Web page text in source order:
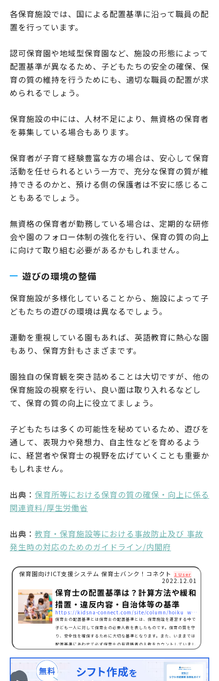
各保育施設では、国による配置基準に沿って職員の配
置を行っています。
認可保育園や地域型保育園など、施設の形態によって
配置基準が異なるため、子どもたちの安全の確保、保
育の質の維持を行うためにも、適切な職員の配置が求
められるでしょう。
保育施設の中には、人材不足により、無資格の保育者
を募集している場合もあります。
保育者が子育て経験豊富な方の場合は、安心して保育
活動を任せられるという一方で、充分な保育の質が維
持できるのかと、預ける側の保護者は不安に感じるこ
ともあるでしょう。
無資格の保育者が勤務している場合は、定期的な研修
会や園のフォロー体制の強化を行い、保育の質の向上
に向けて取り組む必要があるかもしれません。
遊びの環境の整備
保育施設が多様化していることから、施設によって子
どもたちの遊びの環境は異なるでしょう。
運動を重視している園もあれば、英語教育に熱心な園
もあり、保育方針もさまざまです。
園独自の保育観を突き詰めることは大切ですが、他の
保育施設の視察を行い、良い面は取り入れるなどし
て、保育の質の向上に役立てましょう。
子どもたちは多くの可能性を秘めているため、遊びを
通して、表現力や発想力、自主性などを育めるよう
に、経営者や保育士の視野を広げていくことも重要か
もしれません。
出典： 保育所等における保育の質の確保・向上に係る
関連資料/厚生労働省
出典： 教育・保育施設等における事故防止及び 事故
発生時の対応のためのガイドライン/内閣府
保育園向けICT支援システム 保育士バンク！コネクト 1 User
2022.12.01
保育士の配置基準は？計算方法や緩和
措置・違反内容・自治体等の基準
https://kidsna-connect.com/site/column/hoiku_workstyle/1013
保育士の配置基準とは保育士の配置基準とは、保育施設を運営する中で
子ども一人に対して保育士の必要人数を表したものです。保育の質を守
り、安全性を確保するために大切な基準となります。また、いままでは
配置基準にあわせて必ず保育士の有資格者の人数をカウントしていまし
育士の代わりに幼稚園教諭や子育て支援員の方を配置職員として、カウ
ントすることができるようになったのです。また、保育士の配置基準の
ベースは国が定めた基準となりますが、自治体や施設…